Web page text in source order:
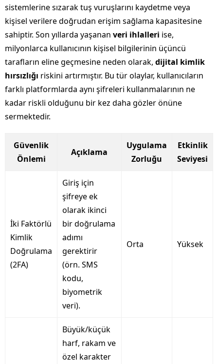
sistemlerine sızarak tuş vuruşlarını kaydetme veya
kişisel verilere doğrudan erişim sağlama kapasitesine
sahiptir. Son yıllarda yaşanan veri ihlalleri ise,
milyonlarca kullanıcının kişisel bilgilerinin üçüncü
tarafların eline geçmesine neden olarak, dijital kimlik
hırsızlığı riskini artırmıştır. Bu tür olaylar, kullanıcıların
farklı platformlarda aynı şifreleri kullanmalarının ne
kadar riskli olduğunu bir kez daha gözler önüne
sermektedir.
Güvenlik
Önlemi
Açıklama
Uygulama
Zorluğu
Etkinlik
Seviyesi
İki Faktörlü
Kimlik
Doğrulama
(2FA)
Giriş için
şifreye ek
olarak ikinci
bir doğrulama
adımı
gerektirir
(örn. SMS
kodu,
biyometrik
veri).
Orta Yüksek
Büyük/küçük
harf, rakam ve
özel karakter